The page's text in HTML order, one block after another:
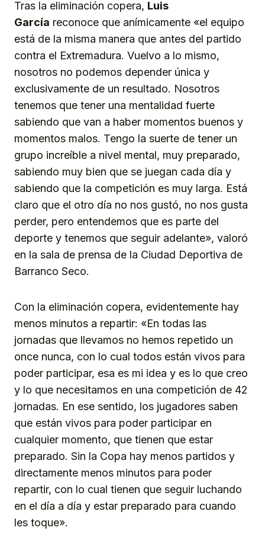
Tras la eliminación copera, Luis
García reconoce que anímicamente «el equipo
está de la misma manera que antes del partido
contra el Extremadura. Vuelvo a lo mismo,
nosotros no podemos depender única y
exclusivamente de un resultado. Nosotros
tenemos que tener una mentalidad fuerte
sabiendo que van a haber momentos buenos y
momentos malos. Tengo la suerte de tener un
grupo increíble a nivel mental, muy preparado,
sabiendo muy bien que se juegan cada día y
sabiendo que la competición es muy larga. Está
claro que el otro día no nos gustó, no nos gusta
perder, pero entendemos que es parte del
deporte y tenemos que seguir adelante», valoró
en la sala de prensa de la Ciudad Deportiva de
Barranco Seco.
Con la eliminación copera, evidentemente hay
menos minutos a repartir: «En todas las
jornadas que llevamos no hemos repetido un
once nunca, con lo cual todos están vivos para
poder participar, esa es mi idea y es lo que creo
y lo que necesitamos en una competición de 42
jornadas. En ese sentido, los jugadores saben
que están vivos para poder participar en
cualquier momento, que tienen que estar
preparado. Sin la Copa hay menos partidos y
directamente menos minutos para poder
repartir, con lo cual tienen que seguir luchando
en el día a día y estar preparado para cuando
les toque».